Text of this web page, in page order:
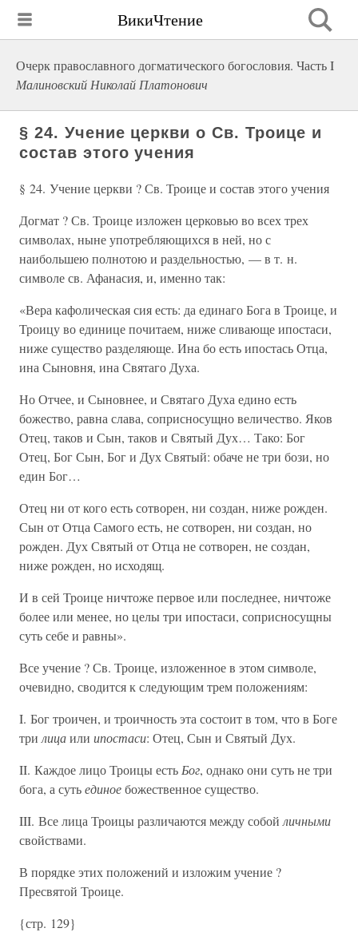
ВикиЧтение
Очерк православного догматического богословия. Часть I
Малиновский Николай Платонович
§ 24. Учение церкви ο Св. Троице и
состав этого учения
§ 24. Учение церкви ? Св. Троице и состав этого учения
Догмат ? Св. Троице изложен церковью во всех трех
символах, ныне употребляющихся в ней, но с
наибольшею полнотою и раздельностью, — в т. н.
символе св. Афанасия, и, именно так:
«Вера кафолическая сия есть: да единаго Бога в Троице, и
Троицу во единице почитаем, ниже сливающе ипостаси,
ниже существо разделяюще. Ина бо есть ипостась Отца,
ина Сыновня, ина Святаго Духа.
Но Отчее, и Сыновнее, и Святаго Духа едино есть
божество, равна слава, соприсносущно величество. Яков
Отец, таков и Сын, таков и Святый Дух… Тако: Бог
Отец, Бог Сын, Бог и Дух Святый: обаче не три бози, но
един Бог…
Отец ни от кого есть сотворен, ни создан, ниже рожден.
Сын от Отца Самого есть, не сотворен, ни создан, но
рожден. Дух Святый от Отца не сотворен, не создан,
ниже рожден, но исходящ.
И в сей Троице ничтоже первое или последнее, ничтоже
более или менее, но целы три ипостаси, соприсносущны
суть себе и равны».
Все учение ? Св. Троице, изложенное в этом символе,
очевидно, сводится к следующим трем положениям:
I. Бог троичен, и троичность эта состоит в том, что в Боге
три лицаили ипостаси: Отец, Сын и Святый Дух.
II. Каждое лицо Троицы есть Бог, однако они суть не три
бога, а сутьединоебожественное существо.
III. Все лица Троицы различаются между собой личными
свойствами.
В порядке этих положений и изложим учение ?
Пресвятой Троице.
{стр. 129}